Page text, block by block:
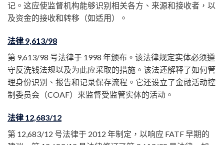
记。这应使监督机构能够识别相关各方、来源和接收者，以
及资金的接收和转移（如适用）。
法律 9,613/98
第 9,613/98 号法律于 1998 年颁布。该法律规定实体必须遵
守反洗钱法规以及为此应采取的措施。该法还解释了如何管
理身份识别、报告和记录保存流程。它还设立了金融活动控
制委员会（COAF）来监督受监管实体的活动。
法律 12,683/12
第 12,683/12 号法律于 2012 年制定，以响应 FATF 早期的